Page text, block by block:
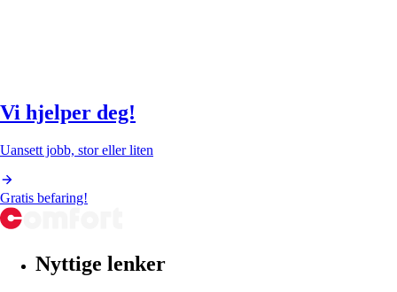
Vi hjelper deg!
Uansett jobb, stor eller liten
Gratis befaring!
Nyttige lenker